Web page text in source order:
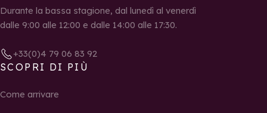
Durante la bassa stagione, dal lunedì al venerdì
dalle 9:00 alle 12:00 e dalle 14:00 alle 17:30.
+33(0)4 79 06 83 92
SCOPRI DI PIÙ
Come arrivare